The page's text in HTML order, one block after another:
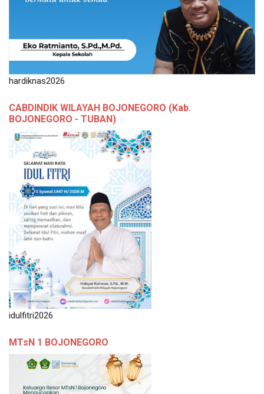
hardiknas2026
CABDINDIK WILAYAH BOJONEGORO (Kab.
BOJONEGORO - TUBAN)
idulfitri2026
MTsN 1 BOJONEGORO